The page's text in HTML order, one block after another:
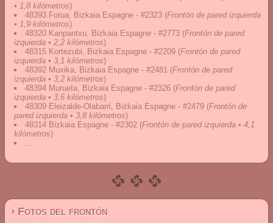
• 1,8 kilómetros)
48393 Forua, Bizkaia Espagne - #2323 (Frontón de pared izquierda
• 1,9 kilómetros)
48320 Kanpantxu, Bizkaia Espagne - #2773 (Frontón de pared
izquierda • 2,2 kilómetros)
48315 Kortezubi, Bizkaia Espagne - #2209 (Frontón de pared
izquierda • 3,1 kilómetros)
48392 Muxika, Bizkaia Espagne - #2481 (Frontón de pared
izquierda • 3,2 kilómetros)
48394 Murueta, Bizkaia Espagne - #2326 (Frontón de pared
izquierda • 3,6 kilómetros)
48309 Eleizalde-Olabarri, Bizkaia Espagne - #2479 (Frontón de
pared izquierda • 3,8 kilómetros)
48314 Bizkaia Espagne - #2302 (Frontón de pared izquierda • 4,1
kilómetros)
...
› Fotos del frontón